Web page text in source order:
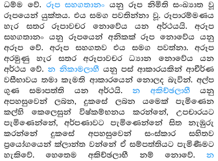
ධම්ම වේ. රූප සහගතානං යනු රූප නිමිති සංඛ්‍යාත වූ
රූපයෙන් යුක්තය. එය සමග පවතින්නා වූ. රූපාරම්මණය
හැර සතර රූපාවචර නොවේය යන අර්ථයයි. අරූප
සහගතානං යනු රූපයෙන් අනිකක් රූප නොවේය යනු
අරූප වේ. අරූප සහගතව එය සමග පවත්නා. අරූප
අරමුණු හැර සතර අරූපාවචර ධ්‍යාන නොවේය යන
අර්ථය වේ. න නිකාමලාහී යනු පස් ආකාරයකින් ආචීර්ණ
වසීභාවය තමා කැමති ආකාරයෙන් නොලද බැවින්. අල්ප
ගුණ සමාපත්ති යන අර්ථයි.න අකිච්ඡලාහී යනු
අපහසුවෙන් ලබන, දුකසේ ලබන යමෙක් පැමිණෙන
කල්හි කෙලෙසුන් විෂ්කම්භනය කරන්නේ, උපචාරයට
පැමිණෙන්නේ, අර්පණාවට පැමිණෙන්නේ සිත නැඹුරු
කරන්නේ දුකසේ අපහසුවෙන් සංස්කාර සහිතව
ප්‍රයෝගයෙන් ක්ලාන්ත වන්නේ ඒ සම්පත්තියට පැමිණීමට
හැකිවේ. හෙතෙම අකිච්ඡලාභී නම් නොවේ. න